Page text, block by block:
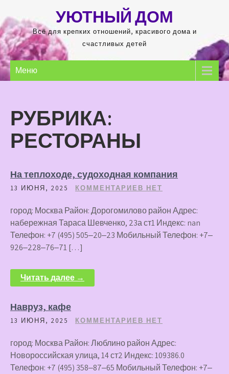
содержимому
УЮТНЫЙ ДОМ
Всё для крепких отношений, красивого дома и
счастливых детей
Меню
РУБРИКА:
РЕСТОРАНЫ
На теплоходе, судоходная компания
13 ИЮНЯ, 2025 КОММЕНТАРИЕВ НЕТ
город: Москва Район: Дорогомилово район Адрес:
набережная Тараса Шевченко, 23а ст1 Индекс: nan
Телефон: +7 (495) 505‒20‒23 Мобильный Телефон: +7‒
926‒228‒76‒71 […]
Читать далее →
Навруз, кафе
13 ИЮНЯ, 2025 КОММЕНТАРИЕВ НЕТ
город: Москва Район: Люблино район Адрес:
Новороссийская улица, 14 ст2 Индекс: 109386.0
Телефон: +7 (495) 358‒87‒65 Мобильный Телефон: +7‒